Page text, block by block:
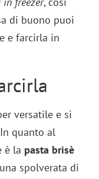
di buono puoi
e farcirla in
versatile e si
quanto al
è la pasta brisè
spolverata di